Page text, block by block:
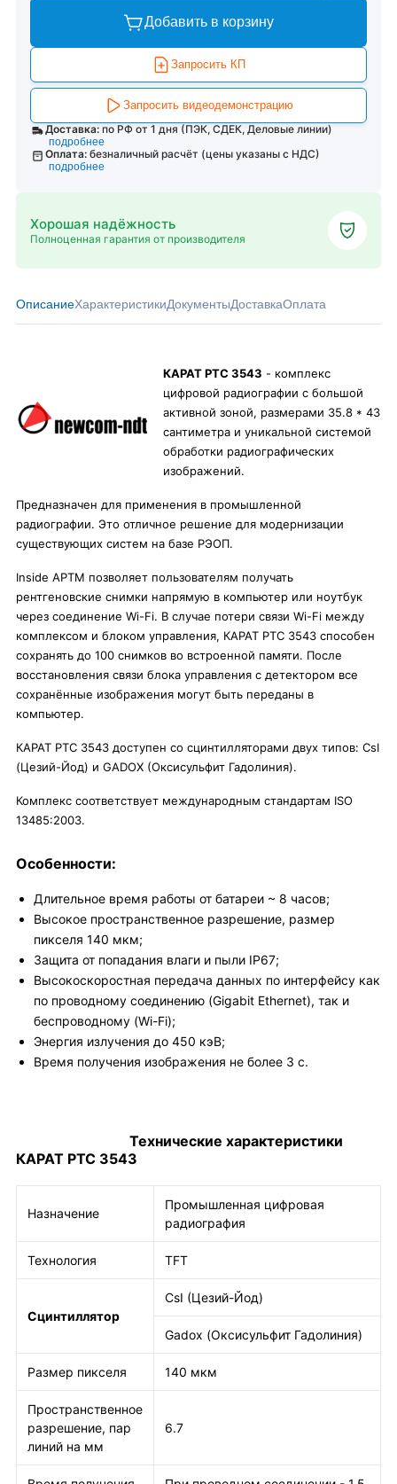
Добавить в корзину
Запросить КП
Запросить видеодемонстрацию
Доставка: по РФ от 1 дня (ПЭК, СДЕК, Деловые линии)
подробнее
Оплата: безналичный расчёт (цены указаны с НДС)
подробнее
Хорошая надёжность
Полноценная гарантия от производителя
ОписаниеХарактеристикиДокументыДоставкаОплата
КАРАТ РТС 3543 - комплекс
цифровой радиографии с большой
активной зоной, размерами 35.8 * 43
сантиметра и уникальной системой
обработки радиографических
изображений.
Предназначен для применения в промышленной
радиографии. Это отличное решение для модернизации
существующих систем на базе РЭОП.
Inside APTM позволяет пользователям получать
рентгеновские снимки напрямую в компьютер или ноутбук
через соединение Wi-Fi. В случае потери связи Wi-Fi между
комплексом и блоком управления, КАРАТ РТС 3543 способен
сохранять до 100 снимков во встроенной памяти. После
восстановления связи блока управления с детектором все
сохранённые изображения могут быть переданы в
компьютер.
КАРАТ РТС 3543 доступен со сцинтилляторами двух типов: CsI
(Цезий-Йод) и GADOX (Оксисульфит Гадолиния).
Комплекс соответствует международным стандартам ISO
13485:2003.
Особенности:
Длительное время работы от батареи ~ 8 часов;
Высокое пространственное разрешение, размер
пикселя 140 мкм;
Защита от попадания влаги и пыли IP67;
Высокоскоростная передача данных по интерфейсу как
по проводному соединению (Gigabit Ethernet), так и
беспроводному (Wi-Fi);
Энергия излучения до 450 кэВ;
Время получения изображения не более 3 с.
Технические характеристики
КАРАТ РТС 3543
Назначение
Промышленная цифровая
радиография
Технология TFT
Сцинтиллятор
CsI (Цезий-Йод)
Gadox (Оксисульфит Гадолиния)
Размер пикселя 140 мкм
Пространственное
разрешение, пар
линий на мм
6.7